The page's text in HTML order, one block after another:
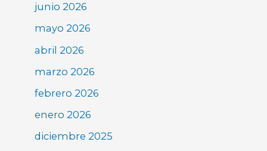
junio 2026
mayo 2026
abril 2026
marzo 2026
febrero 2026
enero 2026
diciembre 2025